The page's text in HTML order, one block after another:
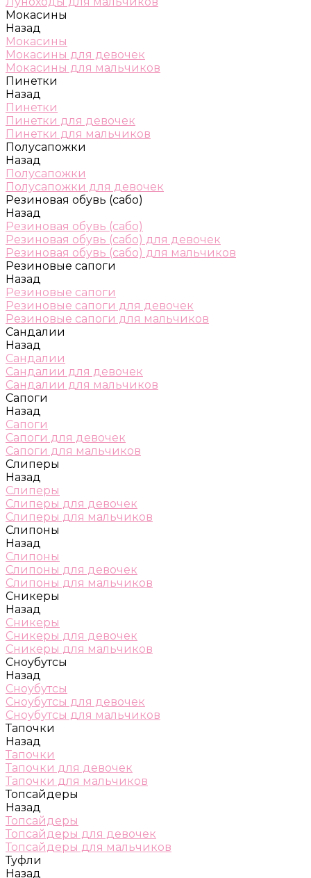
Мокасины
Назад
Мокасины
Мокасины для девочек
Мокасины для мальчиков
Пинетки
Назад
Пинетки
Пинетки для девочек
Пинетки для мальчиков
Полусапожки
Назад
Полусапожки
Полусапожки для девочек
Резиновая обувь (сабо)
Назад
Резиновая обувь (сабо)
Резиновая обувь (сабо) для девочек
Резиновая обувь (сабо) для мальчиков
Резиновые сапоги
Назад
Резиновые сапоги
Резиновые сапоги для девочек
Резиновые сапоги для мальчиков
Сандалии
Назад
Сандалии
Сандалии для девочек
Сандалии для мальчиков
Сапоги
Назад
Сапоги
Сапоги для девочек
Сапоги для мальчиков
Слиперы
Назад
Слиперы
Слиперы для девочек
Слиперы для мальчиков
Слипоны
Назад
Слипоны
Слипоны для девочек
Слипоны для мальчиков
Сникеры
Назад
Сникеры
Сникеры для девочек
Сникеры для мальчиков
Сноубутсы
Назад
Сноубутсы
Сноубутсы для девочек
Сноубутсы для мальчиков
Тапочки
Назад
Тапочки
Тапочки для девочек
Тапочки для мальчиков
Топсайдеры
Назад
Топсайдеры
Топсайдеры для девочек
Топсайдеры для мальчиков
Туфли
Назад